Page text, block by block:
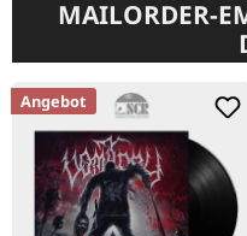
MAILORDER-
Angebot